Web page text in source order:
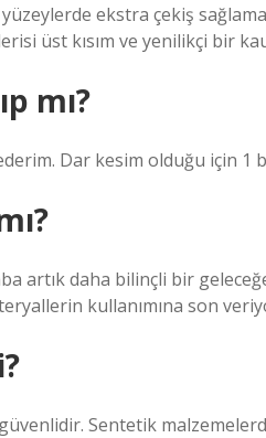
ekstra çekiş
üst kısım ve yenilikçi bir
mı?
Dar kesim olduğu için 1
artık daha bilinçli bir
kullanımına son
Sentetik